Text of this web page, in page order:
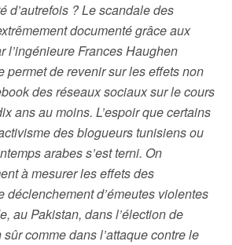
d’autrefois ? Le scandale des
documenté grâce aux
l’ingénieure Frances Haughen
permet de revenir sur les effets non
des réseaux sociaux sur le cours
ans au moins. L’espoir que certains
des blogueurs tunisiens ou
arabes s’est terni. On
à mesurer les effets des
déclenchement d’émeutes violentes
au Pakistan, dans l’élection de
comme dans l’attaque contre le